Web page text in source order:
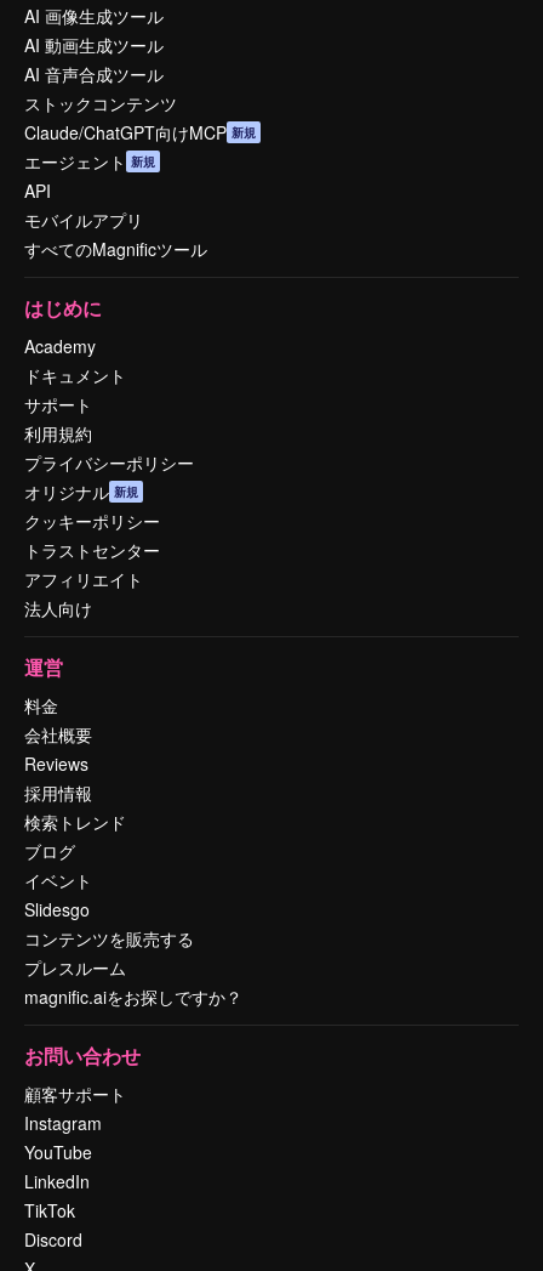
AI 画像生成ツール
AI 動画生成ツール
AI 音声合成ツール
ストックコンテンツ
Claude/ChatGPT向けMCP 新規
エージェント 新規
API
モバイルアプリ
すべてのMagnificツール
はじめに
Academy
ドキュメント
サポート
利用規約
プライバシーポリシー
オリジナル 新規
クッキーポリシー
トラストセンター
アフィリエイト
法人向け
運営
料金
会社概要
Reviews
採用情報
検索トレンド
ブログ
イベント
Slidesgo
コンテンツを販売する
プレスルーム
magnific.aiをお探しですか？
お問い合わせ
顧客サポート
Instagram
YouTube
LinkedIn
TikTok
Discord